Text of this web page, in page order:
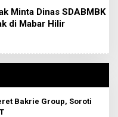
Minta Dinas SDABMBK
di Mabar Hilir
Bakrie Group, Soroti